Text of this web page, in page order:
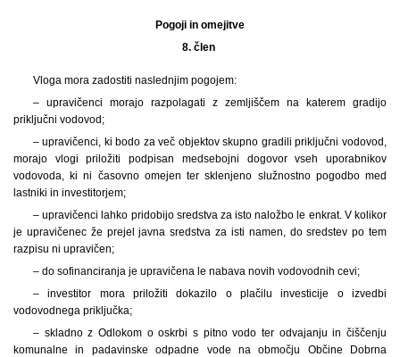
Pogoji in omejitve
8. člen
Vloga mora zadostiti naslednjim pogojem:
– upravičenci morajo razpolagati z zemljiščem na katerem gradijo
priključni vodovod;
– upravičenci, ki bodo za več objektov skupno gradili priključni vodovod,
morajo vlogi priložiti podpisan medsebojni dogovor vseh uporabnikov
vodovoda, ki ni časovno omejen ter sklenjeno služnostno pogodbo med
lastniki in investitorjem;
– upravičenci lahko pridobijo sredstva za isto naložbo le enkrat. V kolikor
je upravičenec že prejel javna sredstva za isti namen, do sredstev po tem
razpisu ni upravičen;
– do sofinanciranja je upravičena le nabava novih vodovodnih cevi;
– investitor mora priložiti dokazilo o plačilu investicije o izvedbi
vodovodnega priključka;
– skladno z Odlokom o oskrbi s pitno vodo ter odvajanju in čiščenju
komunalne in padavinske odpadne vode na območju Občine Dobrna